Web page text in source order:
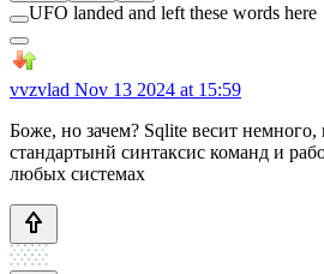
UFO landed and left these words here
vvzvlad Nov 13 2024 at 15:59
Боже, но зачем? Sqlite весит
стандартынй синтаксис команд и
любых системах